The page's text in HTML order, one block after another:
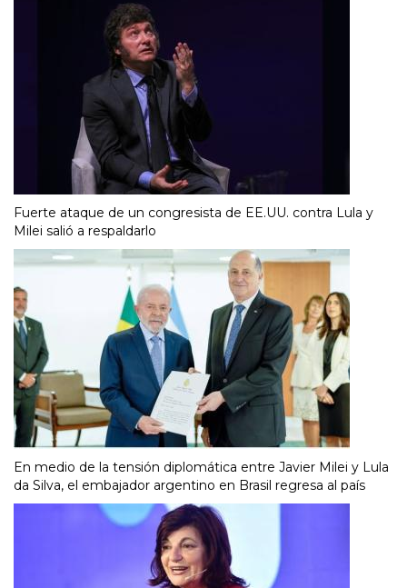
Fuerte ataque de un congresista de EE.UU. contra Lula y
Milei salió a respaldarlo
En medio de la tensión diplomática entre Javier Milei y Lula
da Silva, el embajador argentino en Brasil regresa al país